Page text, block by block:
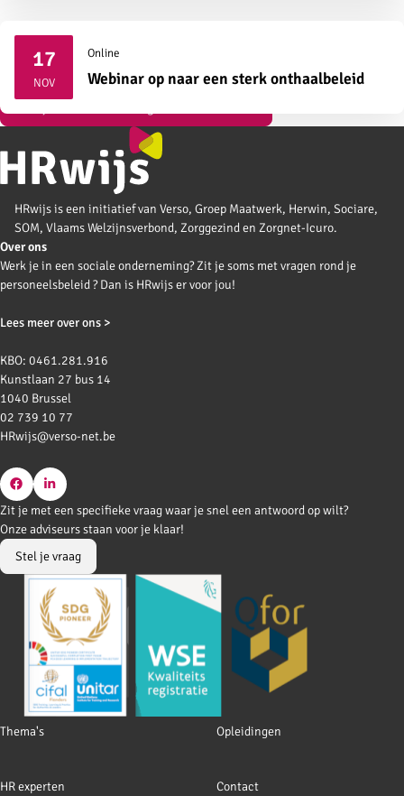
17
NOV
2026
Online
Webinar op naar een sterk onthaalbeleid
HRwijs is een initiatief van Verso, Groep Maatwerk, Herwin, Sociare,
SOM, Vlaams Welzijnsverbond, Zorggezind en Zorgnet-Icuro.
Over ons
Werk je in een sociale onderneming? Zit je soms met vragen rond je
personeelsbeleid ? Dan is HRwijs er voor jou!
Lees meer over ons >
KBO: 0461.281.916
Kunstlaan 27 bus 14
1040 Brussel
02 739 10 77
HRwijs@verso-net.be
Go
to
Facebook
Go
to
LinkedIn
Footer
Thema's Opleidingen
HR experten Contact
Zit je met een specifieke vraag waar je snel een antwoord op wilt?
Onze adviseurs staan voor je klaar!
Stel je vraag